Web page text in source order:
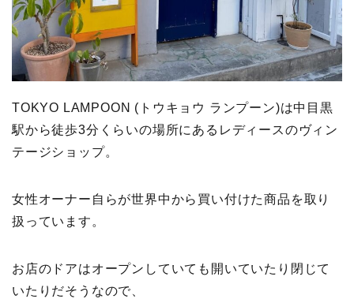
TOKYO LAMPOON (トウキョウ ランプーン)は中目黒
駅から徒歩3分くらいの場所にあるレディースのヴィン
テージショップ。
女性オーナー自らが世界中から買い付けた商品を取り
扱っています。
お店のドアはオープンしていても開いていたり閉じて
いたりだそうなので、